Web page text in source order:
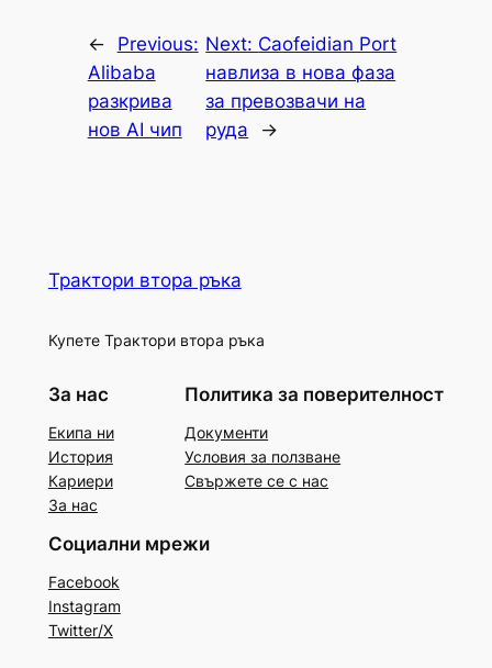
←
Previous:
Alibaba
разкрива
нов AI чип
Next: Caofeidian Port
навлиза в нова фаза
за превозвачи на
руда
→
Трактори втора ръка
Купете Трактори втора ръка
За нас
Екипа ни
История
Кариери
За нас
Политика за поверителност
Документи
Условия за ползване
Свържете се с нас
Социални мрежи
Facebook
Instagram
Twitter/X